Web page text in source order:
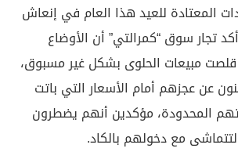
المعتادة للعيد هذا العام في إنعاش
أكد تجار سوق “كمرالتي” أن الأوضاع
قلصت مبيعات الحلوى بشكل غير مسبوق،
عن عجزهم أمام الأسعار التي باتت
المحدودة، مؤكدين أنهم يضطرون
مع دخولهم بالكاد.